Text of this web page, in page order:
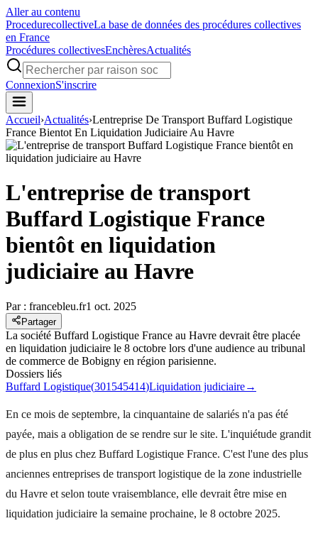
Aller au contenu
ProcedurecollectiveLa base de données des procédures collectives
en France
Procédures collectivesEnchèresActualités
ConnexionS'inscrire
Accueil›Actualités›Lentreprise De Transport Buffard Logistique
France Bientot En Liquidation Judiciaire Au Havre
L'entreprise de transport
Buffard Logistique France
bientôt en liquidation
judiciaire au Havre
Par : francebleu.fr1 oct. 2025
Partager
La société Buffard Logistique France au Havre devrait être placée
en liquidation judiciaire le 8 octobre lors d'une audience au tribunal
de commerce de Bobigny en région parisienne.
Dossiers liés
Buffard Logistique(301545414)Liquidation judiciaire→
En ce mois de septembre, la cinquantaine de salariés n'a pas été
payée, mais a obligation de se rendre sur le site. L'inquiétude grandit
de plus en plus chez Buffard Logistique France. C'est l'une des plus
anciennes entreprises de transport logistique de la zone industrielle
du Havre et selon toute vraisemblance, elle devrait être mise en
liquidation judiciaire la semaine prochaine, le 8 octobre 2025.